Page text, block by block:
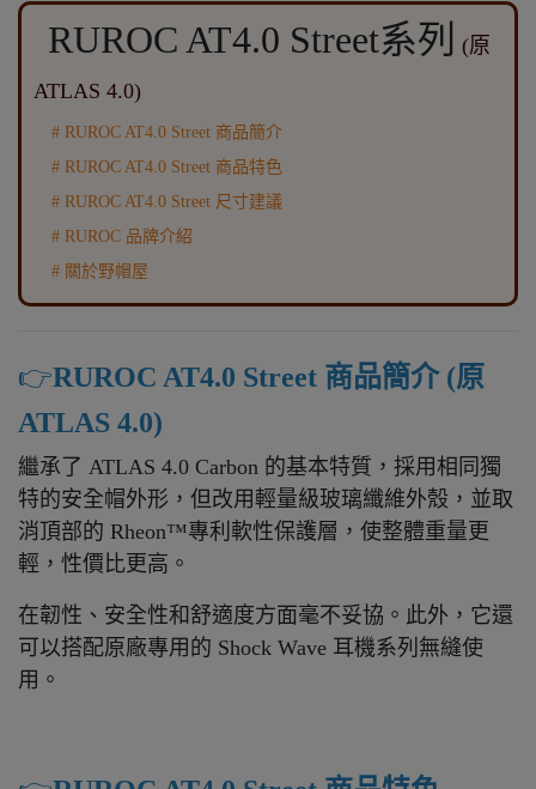
RUROC AT4.0 Street系列
(原
ATLAS 4.0)
# RUROC AT4.0 Street 商品簡介
# RUROC AT4.0 Street 商品特色
# RUROC AT4.0 Street 尺寸建議
# RUROC 品牌介紹
# 關於野帽屋
👉️RUROC AT4.0 Street 商品簡介 (原
ATLAS 4.0)
繼承了 ATLAS 4.0 Carbon 的基本特質，採用相同獨
特的安全帽外形，但改用輕量級玻璃纖維外殼，並取
消頂部的 Rheon™專利軟性保護層，使整體重量更
輕，性價比更高。
在韌性、安全性和舒適度方面毫不妥協。此外，它還
可以搭配原廠專用的 Shock Wave 耳機系列無縫使
用。